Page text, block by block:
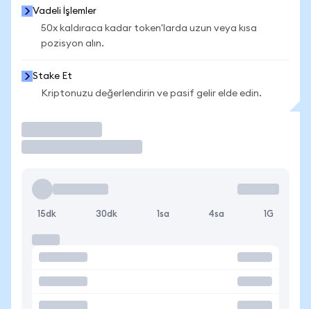
Vadeli İşlemler
50x kaldıraca kadar token'larda uzun veya kısa
pozisyon alın.
Stake Et
Kriptonuzu değerlendirin ve pasif gelir elde edin.
15dk 30dk 1sa 4sa 1G